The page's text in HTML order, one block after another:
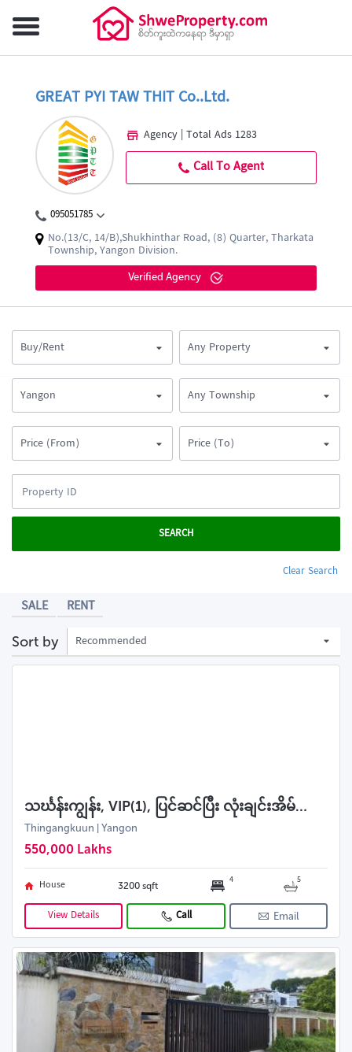
GREAT PYI TAW THIT Co..Ltd.
095051785
No.(13/C, 14/B),Shukhinthar Road, (8) Quarter, Tharkata
Township, Yangon Division.
Verified Agency
Agency | Total Ads 1283
Call To Agent
Buy/Rent Any Property
Yangon Any Township
Price (From) Price (To)
SEARCH
Clear Search
SALE RENT
Sort by Recommended
သင်္ဃန်းကျွန်း, VIP(1), ပြင်ဆင်ပြီး လုံးချင်းအိမ်ရောင်းမည်
Thingangkuun | Yangon
550,000 Lakhs
House 3200 sqft 4 5
View Details Call Email